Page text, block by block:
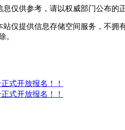
仅供参考，请以权威部门公布的
仅提供信息存储空间服务，不
。
式开放报名！！
式开放报名！！